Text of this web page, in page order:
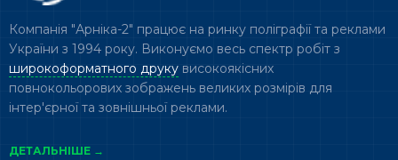
Компанія "Арніка-2" працює на ринку поліграфії та реклами
України з 1994 року. Виконуємо весь спектр робіт з
широкоформатного друкувисокоякісних
повнокольорових зображень великих розмірів для
інтер'єрної та зовнішньої реклами.
ДЕТАЛЬНІШЕ →